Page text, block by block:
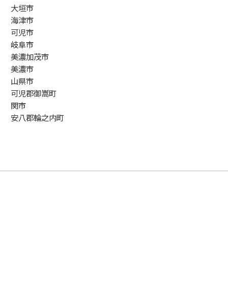
大垣市
海津市
可児市
岐阜市
美濃加茂市
美濃市
山県市
可児郡御嵩町
関市
安八郡輪之内町